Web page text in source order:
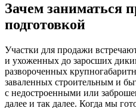
Зачем заниматься
подготовкой
Участки для продажи
и ухоженных до заросших
развороченных
заваленных строительным и
с недостроенными или
далее и так далее. Когда мы